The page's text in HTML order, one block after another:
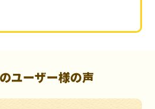
ユーザー様の声